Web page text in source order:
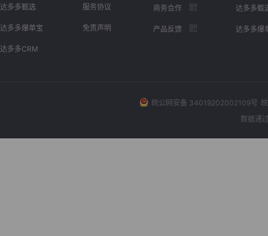
达多多甄选
达多多爆单宝
达多多CRM
服务协议
免责声明
商务合作
产品反馈
达多多甄
达多多爆
皖公网安备 34019202002109号
数据通